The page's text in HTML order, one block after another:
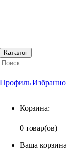
Каталог
Профиль
Корзина:
0 товар(ов)
Ваша